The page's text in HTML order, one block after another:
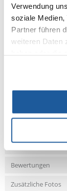
Verwendung
soziale Medien,
Partner führen
weiteren Daten
Größe: ø 35 cm
Farbe: blau
Fragen
Eigenschaften
Bewertungen
Zusätzliche Fotos